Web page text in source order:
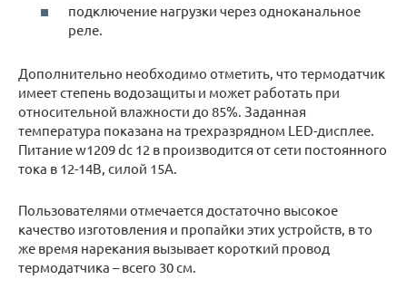
подключение нагрузки через одноканальное
реле.
Дополнительно необходимо отметить, что термодатчик
имеет степень водозащиты и может работать при
относительной влажности до 85%. Заданная
температура показана на трехразрядном LED-дисплее.
Питание w1209 dc 12 в производится от сети постоянного
тока в 12-14В, силой 15А.
Пользователями отмечается достаточно высокое
качество изготовления и пропайки этих устройств, в то
же время нарекания вызывает короткий провод
термодатчика – всего 30 см.